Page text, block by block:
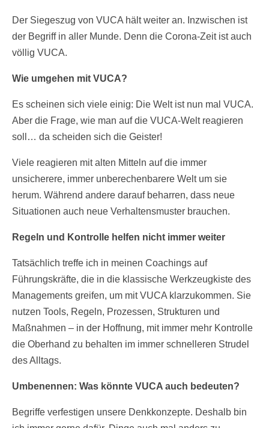
Der Siegeszug von VUCA hält weiter an. Inzwischen ist
der Begriff in aller Munde. Denn die Corona-Zeit ist auch
völlig VUCA.
Wie umgehen mit VUCA?
Es scheinen sich viele einig: Die Welt ist nun mal VUCA.
Aber die Frage, wie man auf die VUCA-Welt reagieren
soll… da scheiden sich die Geister!
Viele reagieren mit alten Mitteln auf die immer
unsicherere, immer unberechenbarere Welt um sie
herum. Während andere darauf beharren, dass neue
Situationen auch neue Verhaltensmuster brauchen.
Regeln und Kontrolle helfen nicht immer weiter
Tatsächlich treffe ich in meinen Coachings auf
Führungskräfte, die in die klassische Werkzeugkiste des
Managements greifen, um mit VUCA klarzukommen. Sie
nutzen Tools, Regeln, Prozessen, Strukturen und
Maßnahmen – in der Hoffnung, mit immer mehr Kontrolle
die Oberhand zu behalten im immer schnelleren Strudel
des Alltags.
Umbenennen: Was könnte VUCA auch bedeuten?
Begriffe verfestigen unsere Denkkonzepte. Deshalb bin